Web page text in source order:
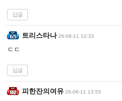
답글
트리스타나 26-06-11 12:33
ㄷㄷ
답글
피한잔의여유 26-06-11 13:55